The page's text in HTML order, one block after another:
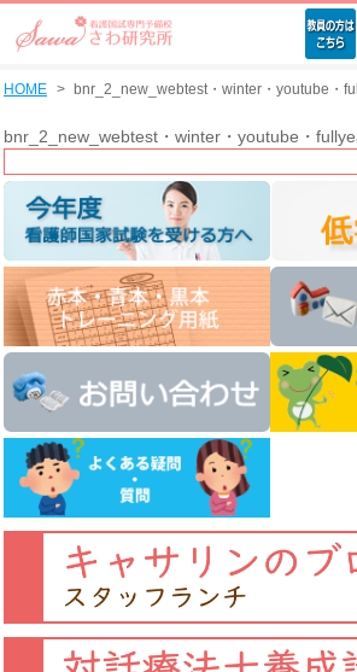
HOME bnr_2_new_webtest・winter・youtube・
bnr_2_new_webtest・winter・youtube・